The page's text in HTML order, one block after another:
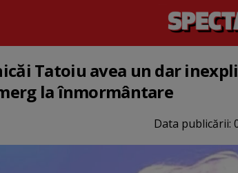
Tatoiu avea un dar
la înmormântare
Data publicării: